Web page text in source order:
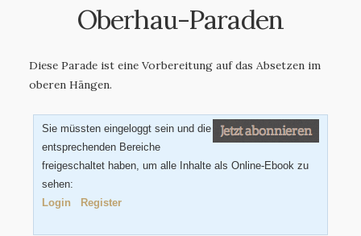
Oberhau-Paraden
Diese Parade ist eine Vorbereitung auf das Absetzen im
oberen Hängen.
Sie müssten eingeloggt sein und die
entsprechenden Bereiche
freigeschaltet haben, um alle Inhalte als Online-Ebook zu
sehen:
Login
Register